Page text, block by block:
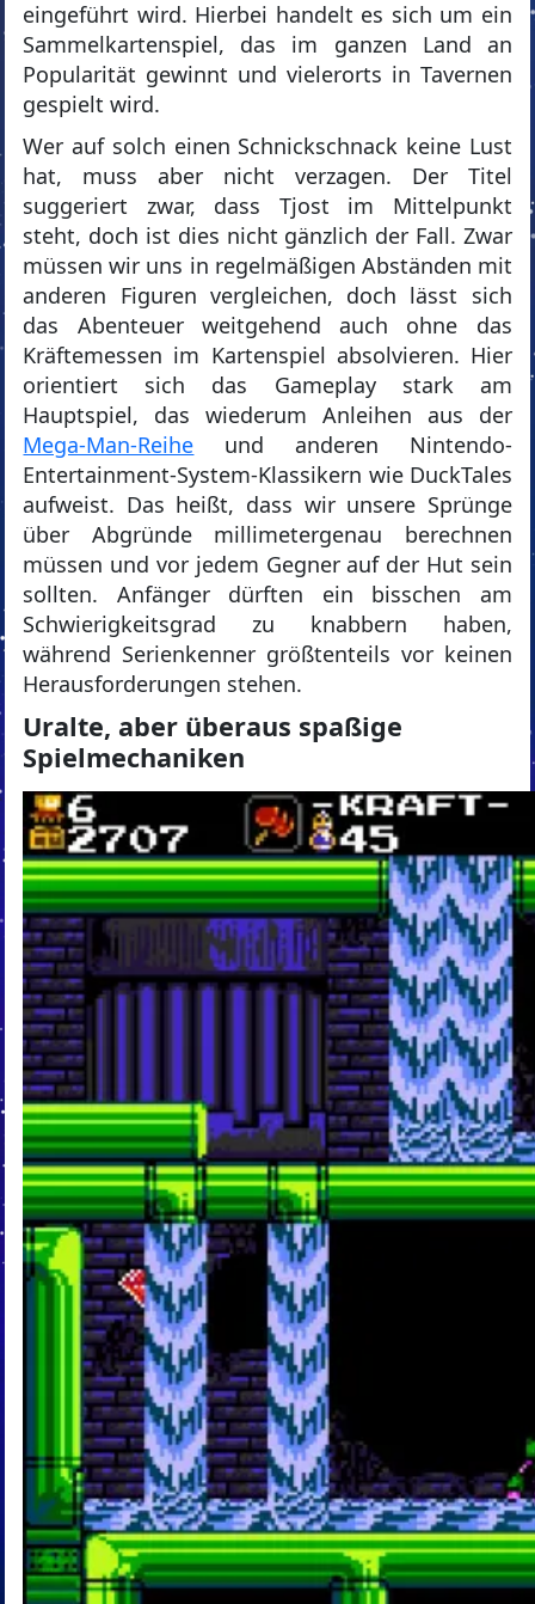
eingeführt wird. Hierbei handelt es sich um ein
Sammelkartenspiel, das im ganzen Land an
Popularität gewinnt und vielerorts in Tavernen
gespielt wird.
Wer auf solch einen Schnickschnack keine Lust
hat, muss aber nicht verzagen. Der Titel
suggeriert zwar, dass Tjost im Mittelpunkt
steht, doch ist dies nicht gänzlich der Fall. Zwar
müssen wir uns in regelmäßigen Abständen mit
anderen Figuren vergleichen, doch lässt sich
das Abenteuer weitgehend auch ohne das
Kräftemessen im Kartenspiel absolvieren. Hier
orientiert sich das Gameplay stark am
Hauptspiel, das wiederum Anleihen aus der
Mega-Man-Reihe und anderen Nintendo-
Entertainment-System-Klassikern wie DuckTales
aufweist. Das heißt, dass wir unsere Sprünge
über Abgründe millimetergenau berechnen
müssen und vor jedem Gegner auf der Hut sein
sollten. Anfänger dürften ein bisschen am
Schwierigkeitsgrad zu knabbern haben,
während Serienkenner größtenteils vor keinen
Herausforderungen stehen.
Uralte, aber überaus spaßige
Spielmechaniken